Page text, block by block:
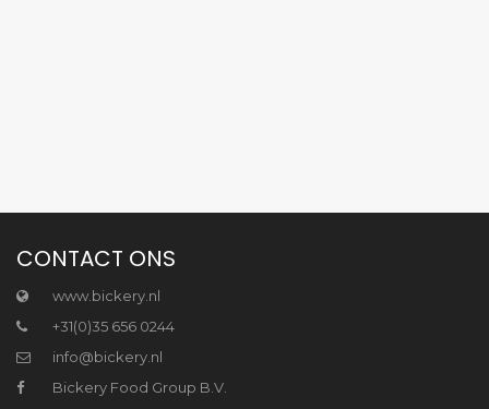
CONTACT ONS
www.bickery.nl
+31(0)35 656 0244
info@bickery.nl
Bickery Food Group B.V.